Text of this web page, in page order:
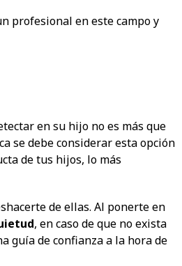
profesional en este campo y
en su hijo no es más que
se debe considerar esta opción
de tus hijos, lo más
de ellas. Al ponerte en
, en caso de que no exista
guía de confianza a la hora de